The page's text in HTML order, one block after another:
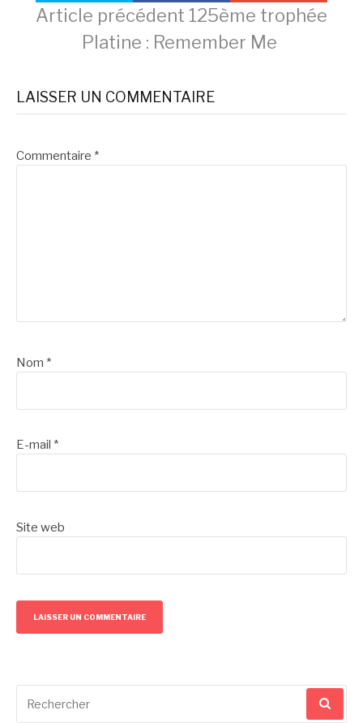
Lire
la
suite
Article précédent 125ème trophée
Platine : Remember Me
LAISSER UN COMMENTAIRE
Commentaire *
Nom *
E-mail *
Site web
pour